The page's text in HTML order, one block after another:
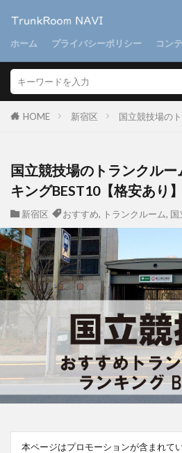
ホーム プライバシーポリシー コン
HOME 新宿区 国立競技場の
国立競技場のトランクル
キングBEST10【格安あり】
新宿区 おすすめ, トランクルーム, 国
本ページはプロモーションが含まれてい